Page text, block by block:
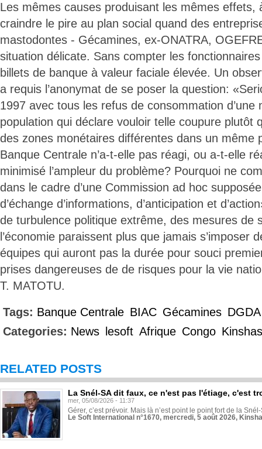
Les mêmes causes produisant les mêmes effets,
craindre le pire au plan social quand des
mastodontes - Gécamines, ex-ONATRA,
situation délicate. Sans compter les
billets de banque à valeur faciale élevée. Un
a requis l’anonymat de se poser la question:
1997 avec tous les refus de consommation d’une
population qui déclare vouloir telle coupure plutôt
des zones monétaires différentes dans un même
Banque Centrale n’a-t-elle pas réagi, ou a-t-elle
minimisé l’ampleur du problème? Pourquoi ne
dans le cadre d’une Commission ad hoc
d’échange d’informations, d’anticipation et
de turbulence politique extrême, des mesures de
l’économie paraissent plus que jamais s’imposer
équipes qui auront pas la durée pour souci
prises dangereuses de de risques pour la vie
T. MATOTU.
Tags: Banque Centrale BIAC Gécamines DGDA
Categories: News lesoft Afrique Congo
RELATED POSTS
La Snél-SA dit faux, ce n'est pas l'étiage, c'est
mer, 05/08/2026 - 11:37
Gérer, c’est prévoir. Mais là n’est point le point fort de la
Le Soft International n°1670, mercredi, 5 août 2026,